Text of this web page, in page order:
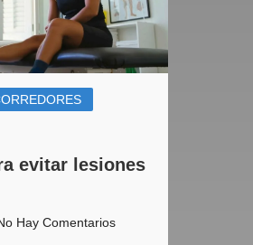
evitar lesiones
Hay Comentarios